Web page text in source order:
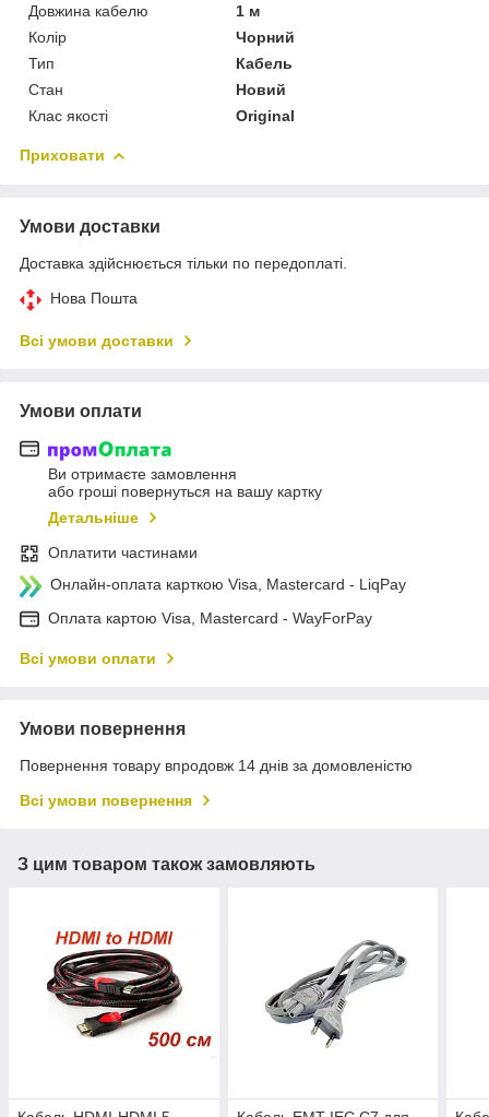
Довжина кабелю
1 м
Колір
Чорний
Тип
Кабель
Стан
Новий
Клас якості
Original
Приховати
Умови доставки
Доставка здійснюється тільки по передоплаті.
Нова Пошта
Всі умови доставки
Умови оплати
Ви отримаєте замовлення
або гроші повернуться на вашу картку
Детальніше
Оплатити частинами
Онлайн-оплата карткою Visa, Mastercard - LiqPay
Оплата картою Visa, Mastercard - WayForPay
Всі умови оплати
Умови повернення
Повернення товару впродовж 14 днів за домовленістю
Всі умови повернення
З цим товаром також замовляють